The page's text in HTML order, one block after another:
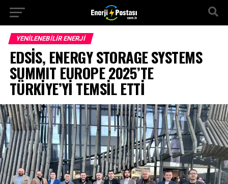
YENILENEBILIR ENERJI
EDSİS, ENERGY STORAGE SYSTEMS
SUMMIT EUROPE 2025’TE
TÜRKİYE’Yİ TEMSİL ETTİ